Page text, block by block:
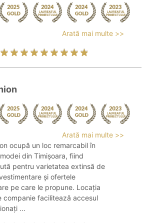
Arată mai multe >>
Arată mai multe >>
ocupă un loc remarcabil în
din Timișoara, fiind
pentru varietatea extinsă de
și ofertele
pe care le propune. Locația
companie facilitează accesul
...